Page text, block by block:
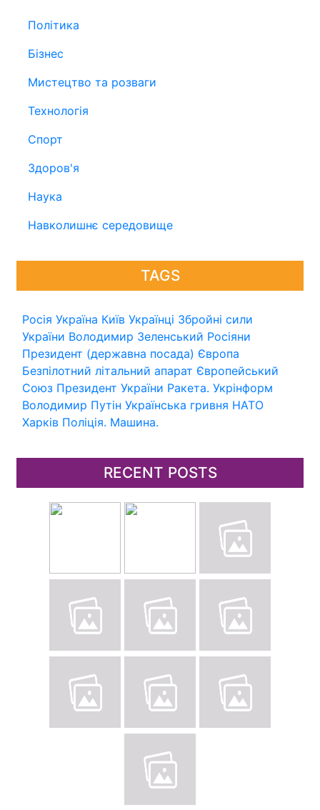
Політика
Бізнес
Мистецтво та розваги
Технологія
Спорт
Здоров'я
Наука
Навколишнє середовище
TAGS
Росія Україна Київ Українці Збройні сили
України Володимир Зеленський Росіяни
Президент (державна посада) Європа
Безпілотний літальний апарат Європейський
Союз Президент України Ракета. Укрінформ
Володимир Путін Українська гривня НАТО
Харків Поліція. Машина.
RECENT POSTS